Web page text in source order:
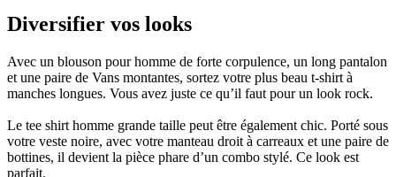
Diversifier vos looks
Avec un blouson pour homme de forte corpulence, un long pantalon
et une paire de Vans montantes, sortez votre plus beau t-shirt à
manches longues. Vous avez juste ce qu’il faut pour un look rock.
Le tee shirt homme grande taille peut être également chic. Porté sous
votre veste noire, avec votre manteau droit à carreaux et une paire de
bottines, il devient la pièce phare d’un combo stylé. Ce look est
parfait.